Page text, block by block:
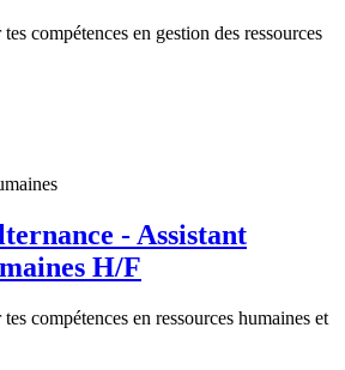
compétences en gestion des ressources
- Assistant
H/F
compétences en ressources humaines et